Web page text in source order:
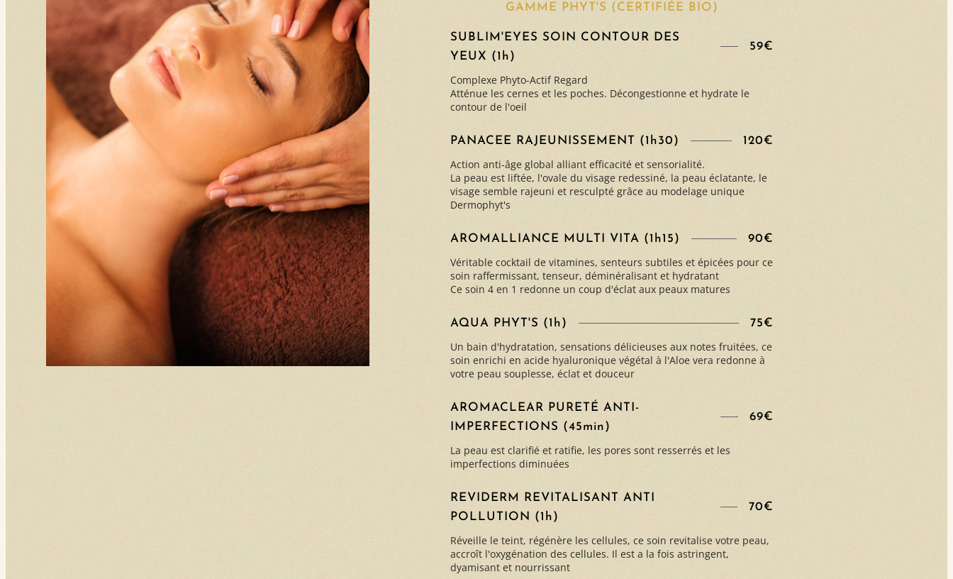
GAMME PHYT'S (CERTIFIÉE BIO)
SUBLIM'EYES SOIN CONTOUR DES
YEUX (1h)
59€
Complexe Phyto-Actif Regard
Atténue les cernes et les poches. Décongestionne et hydrate le
contour de l'oeil
PANACEE RAJEUNISSEMENT (1h30) 120€
Action anti-âge global alliant efficacité et sensorialité.
La peau est liftée, l'ovale du visage redessiné, la peau éclatante, le
visage semble rajeuni et resculpté grâce au modelage unique
Dermophyt's
AROMALLIANCE MULTI VITA (1h15) 90€
Véritable cocktail de vitamines, senteurs subtiles et épicées pour ce
soin raffermissant, tenseur, déminéralisant et hydratant
Ce soin 4 en 1 redonne un coup d'éclat aux peaux matures
AQUA PHYT'S (1h) 75€
Un bain d'hydratation, sensations délicieuses aux notes fruitées, ce
soin enrichi en acide hyaluronique végétal à l'Aloe vera redonne à
votre peau souplesse, éclat et douceur
AROMACLEAR PURETÉ ANTI-
IMPERFECTIONS (45min)
69€
La peau est clarifié et ratifie, les pores sont resserrés et les
imperfections diminuées
REVIDERM REVITALISANT ANTI
POLLUTION (1h)
70€
Réveille le teint, régénère les cellules, ce soin revitalise votre peau,
accroît l'oxygénation des cellules. Il est a la fois astringent,
dyamisant et nourrissant